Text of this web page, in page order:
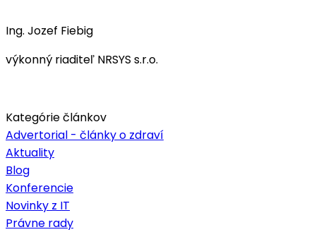
Ing. Jozef Fiebig
výkonný riaditeľ NRSYS s.r.o.
Kategórie článkov
Advertorial - články o zdraví
Aktuality
Blog
Konferencie
Novinky z IT
Právne rady